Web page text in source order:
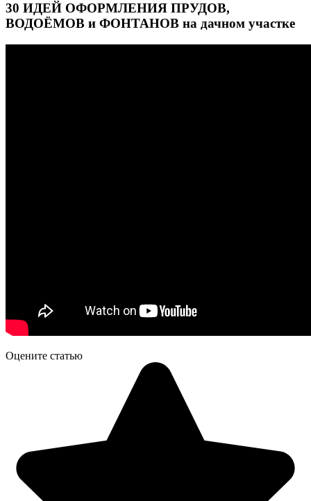
30 ИДЕЙ ОФОРМЛЕНИЯ ПРУДОВ,
ВОДОЁМОВ и ФОНТАНОВ на дачном участке
Оцените статью